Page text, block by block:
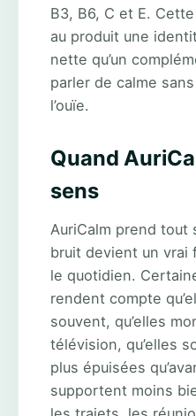
B3, B6, C et E.
au produit une
nette qu’un
parler de calme
l’ouïe.
Quand
sens
AuriCalm prend tout
bruit devient un vrai
le quotidien.
rendent compte
souvent, qu’elles
télévision, qu’elles
plus épuisées
supportent moins